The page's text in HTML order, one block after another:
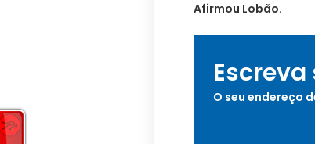
Afirmou Lobão.
O seu endereço